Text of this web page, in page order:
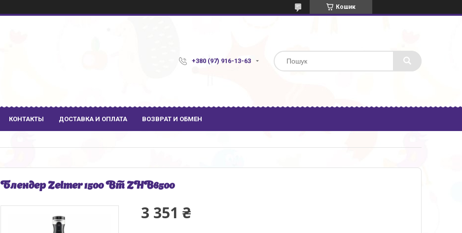
Кошик
+380 (97) 916-13-63
КОНТАКТЫ ДОСТАВКА И ОПЛАТА ВОЗВРАТ И ОБМЕН
Блендер Zelmer 1500 Вт ZHB6500
3 351 ₴